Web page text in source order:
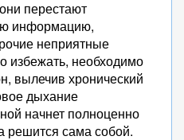
перестают
информацию,
неприятные
избежать, необходимо
вылечив хронический
дыхание
начнет полноценно
решится сама собой.